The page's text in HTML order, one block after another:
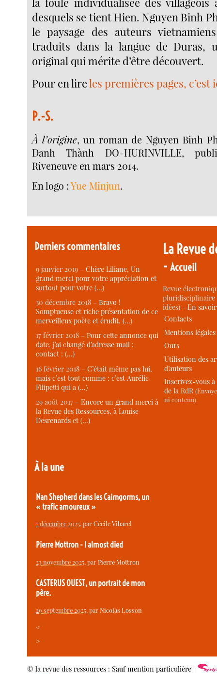
desquels se tient Hien. Nguyen Binh
le paysage des auteurs
traduits dans la langue de Duras,
original qui mérite d’être découvert.
Pour en lireles premières pages, c’est
P.-S.
À l’origine, un roman de Nguyen Binh
Danh Thành DO-HURINVILLE,
Riveneuve en mars 2014.
En logo :Yue Minjun.
Derniers commentaires
9 janvier 2019 –Chère Liliane, Un
grand merci pour votre appréciation et
surtout pour votre (…)
30 décembre 2018 –Bravo !
Somptueuse et riche présentation de ce
merveilleux poète et érudit. (…)
17 février 2018 –Pour cette annonce qui
date, j’ai changé d’adresse mail :
contact : (…)
16 février 2018 –C’était même pas lui,
mais c’est tout comme : c’est Aurélie
Filipetti qui a (…)
29 août 2017 –Encore un grand merci à
la Revue des Ressources, à Louise
Desrenards et (…)
À la une
Nan Shepherd dans les Cairngorms, un
« trafic amoureux »
7 décembre 2025, parCécile Vibarel
Pierre Mottron - I almost died
23 novembre 2025, parPierre Mottron
CASTERUS OUEST, un portrait de mon
père.
29 septembre 2025, parNicolas Losson
<
>
La Revue
-Accueil
Revue
idées) -En
Contacts
Mentions légales
Ours
Utilisation des
d’auteurs
Inscrivez-vous
de la RdR
ni contenu)
© la revue des ressources : Sauf mention particulière |